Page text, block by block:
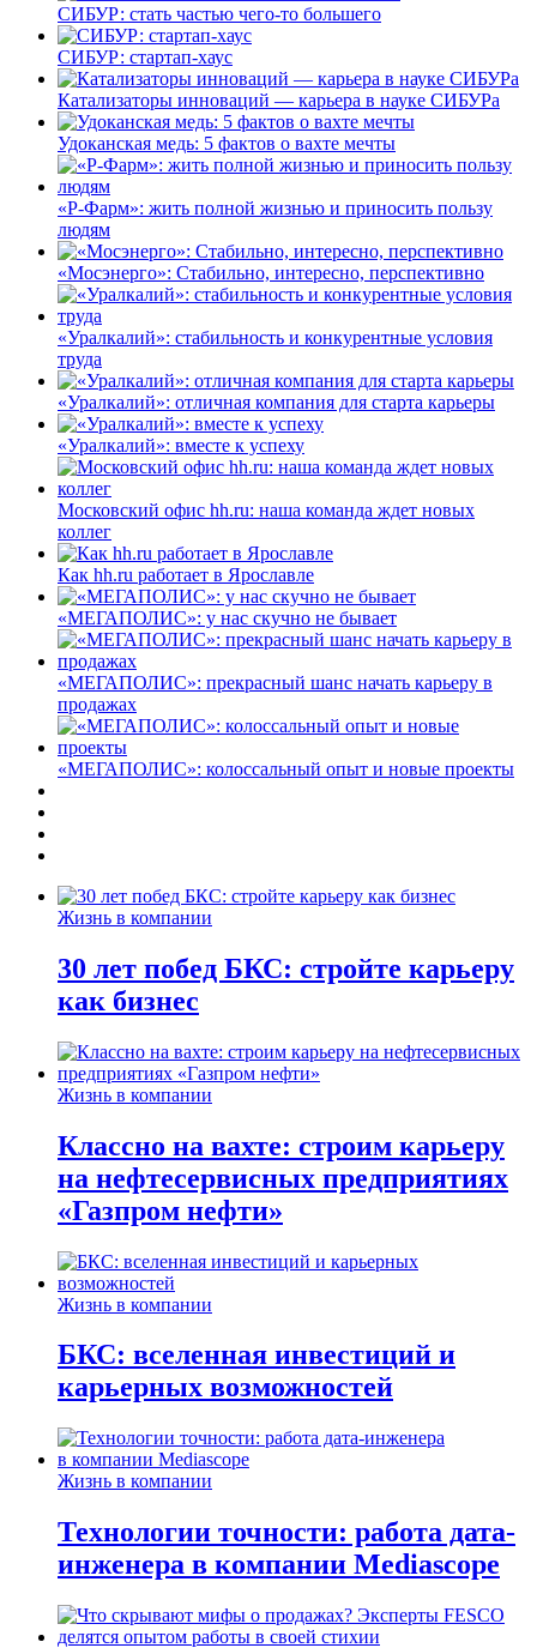
СИБУР: стать частью чего-то большего
СИБУР: стартап-хаус
Катализаторы инноваций — карьера в науке СИБУРа
Удоканская медь: 5 фактов о вахте мечты
«Р-Фарм»: жить полной жизнью и приносить пользу
людям
«Мосэнерго»: Стабильно, интересно, перспективно
«Уралкалий»: стабильность и конкурентные условия
труда
«Уралкалий»: отличная компания для старта карьеры
«Уралкалий»: вместе к успеху
Московский офис hh.ru: наша команда ждет новых
коллег
Как hh.ru работает в Ярославле
«МЕГАПОЛИС»: у нас скучно не бывает
«МЕГАПОЛИС»: прекрасный шанс начать карьеру в
продажах
«МЕГАПОЛИС»: колоссальный опыт и новые проекты
Жизнь в компании
30 лет побед БКС: стройте карьеру
как бизнес
Жизнь в компании
Классно на вахте: строим карьеру
на нефтесервисных предприятиях
«Газпром нефти»
Жизнь в компании
БКС: вселенная инвестиций и
карьерных возможностей
Жизнь в компании
Технологии точности: работа дата-
инженера в компании Mediascope